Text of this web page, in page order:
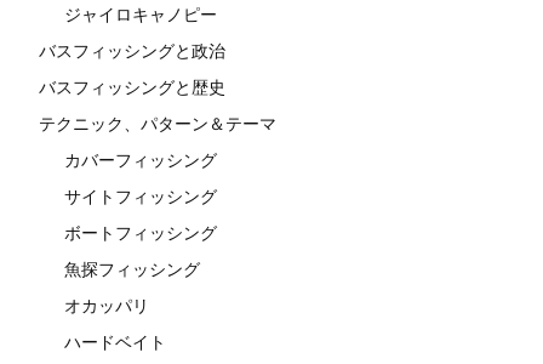
ジャイロキャノピー
バスフィッシングと政治
バスフィッシングと歴史
テクニック、パターン＆テーマ
カバーフィッシング
サイトフィッシング
ボートフィッシング
魚探フィッシング
オカッパリ
ハードベイト